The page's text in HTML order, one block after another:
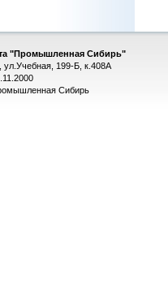
"Промышленная Сибирь"
ул.Учебная, 199-Б, к.408А
Сибирь